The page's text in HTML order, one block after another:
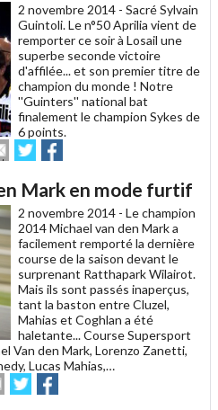
2 novembre 2014 - Sacré Sylvain
Guintoli. Le n°50 Aprilia vient de
remporter ce soir à Losail une
superbe seconde victoire
d'affilée... et son premier titre de
champion du monde ! Notre
''Guinters'' national bat
finalement le champion Sykes de
6 points.
EnvoyerPartager
sur sur
Mark en mode furtif
2 novembre 2014 - Le champion
2014 Michael van den Mark a
facilement remporté la dernière
course de la saison devant le
surprenant Ratthapark Wilairot.
Mais ils sont passés inaperçus,
tant la baston entre Cluzel,
Mahias et Coghlan a été
haletante... Course Supersport
Van den Mark, Lorenzo Zanetti,
Lucas Mahias,…
EnvoyerPartager
sur sur